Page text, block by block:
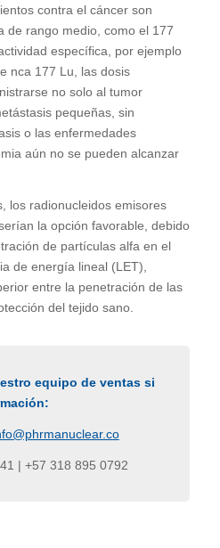
contra el cáncer son
de rango medio, como el 177
específica, por ejemplo
nca 177 Lu, las dosis
no solo al tumor
pequeñas, sin
o las enfermedades
aún no se pueden alcanzar
los radionucleidos emisores
la opción favorable, debido
de partículas alfa en el
de energía lineal (LET),
entre la penetración de las
del tejido sano.
equipo de ventas si
| +57 318 895 0792